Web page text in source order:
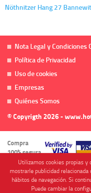
Nöthnitzer Hang 27
Nota Legal y Condiciones
Política de Privacidad
Uso de cookies
Empresas
Quiénes Somos
© Copyrigth 2026 -
Compra
100% segura
Utilizamos cookies propias y
mostrarle publicidad
hábitos de navegación. Si
Puede cambiar la